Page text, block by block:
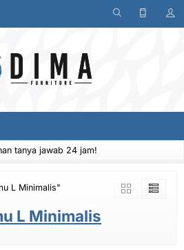
tanya jawab 24 jam!
L Minimalis"
L Minimalis